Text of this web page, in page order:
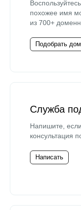
похожее имя
из 700+
Подобрать
Служба
Напишите,
консультация
Написать